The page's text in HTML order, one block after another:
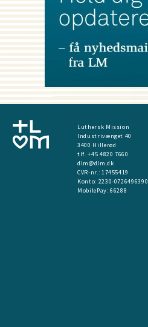
Luthersk Mission
Industrivænget 40
3400 Hillerød
tlf. +45 4820 7660
dlm@dlm.dk
CVR-nr.: 17455419
​Konto: 2230-0726496390
MobilePay:66288